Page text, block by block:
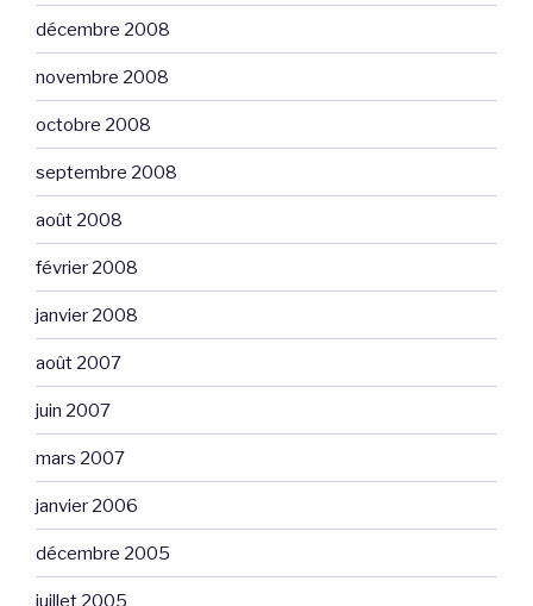
décembre 2008
novembre 2008
octobre 2008
septembre 2008
août 2008
février 2008
janvier 2008
août 2007
juin 2007
mars 2007
janvier 2006
décembre 2005
juillet 2005